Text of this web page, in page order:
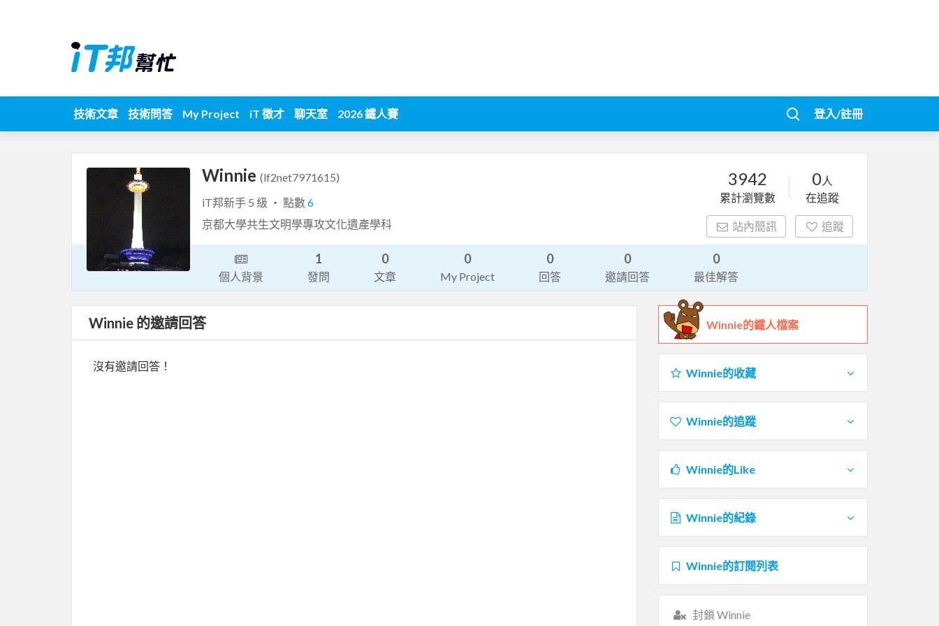
技術文章 技術問答 My Project iT 徵才 聊天室 2026 鐵人賽 登入/註冊
Winnie (lf2net7971615)
iT邦新手 5 級 ‧ 點數6
京都大學共生文明學專攻文化遺產學科
3942
累計瀏覽數
0人
在追蹤
站內簡訊 追蹤
個人背景
1
發問
0
文章
0
My Project
0
回答
0
邀請回答
0
最佳解答
Winnie 的邀請回答
沒有邀請回答！
Winnie的鐵人檔案
Winnie的收藏
Winnie的追蹤
Winnie的Like
Winnie的紀錄
Winnie的訂閱列表
封鎖 Winnie